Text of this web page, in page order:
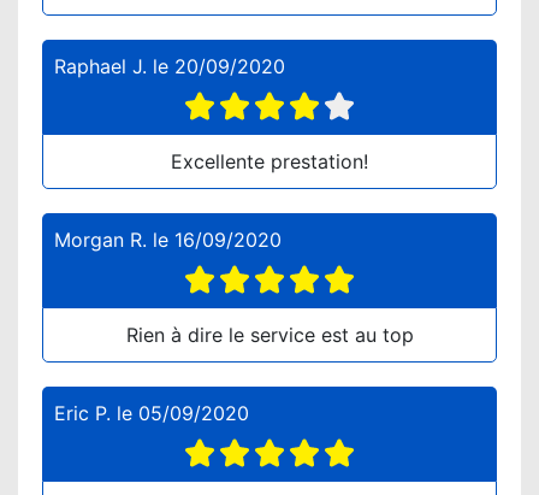
Raphael J. le 20/09/2020
Excellente prestation!
Morgan R. le 16/09/2020
Rien à dire le service est au top
Eric P. le 05/09/2020